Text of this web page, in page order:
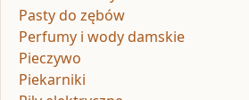
Pasty do zębów
Perfumy i wody damskie
Pieczywo
Piekarniki